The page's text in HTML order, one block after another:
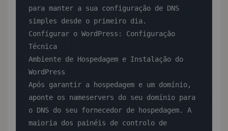
para manter a sua configuração de DNS
simples desde o primeiro dia.
Configurar o WordPress: Configuração
Técnica
Ambiente de Hospedagem e Instalação do
WordPress
Após garantir a hospedagem e um domínio,
aponte os nameservers do seu domínio para
o DNS do seu fornecedor de hospedagem. A
maioria dos painéis de controlo de